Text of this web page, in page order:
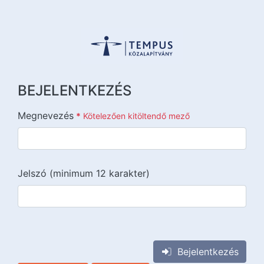
BEJELENTKEZÉS
Megnevezés * Kötelezően kitöltendő mező
Jelszó (minimum 12 karakter)
Bejelentkezés